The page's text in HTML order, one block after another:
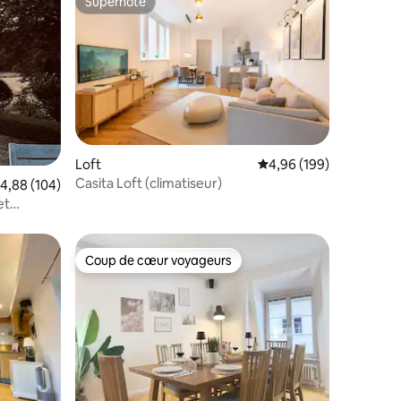
: 5 sur 5
moyenne sur la base de 104 commentaires : 4,88 sur 5
4,88 (104)
Superhôte
Loft Évaluation moyenne
4,96 (199)
Casita Loft (climatiseur)
Coup de cœur voyageurs
Coup de cœur voyageurs